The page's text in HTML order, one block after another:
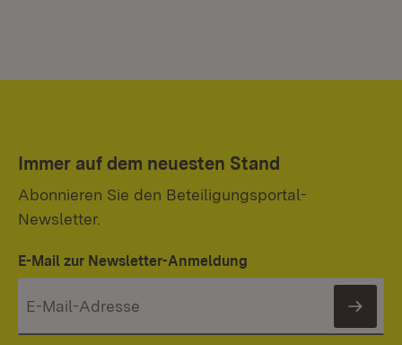
Immer auf dem neuesten Stand
Abonnieren Sie den Beteiligungsportal-
Newsletter.
E-Mail zur Newsletter-Anmeldung